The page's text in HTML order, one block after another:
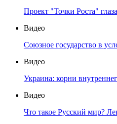
Проект "Точки Роста"
Видео
Союзное государство в
Видео
Украина: корни
Видео
Что такое Русский мир?